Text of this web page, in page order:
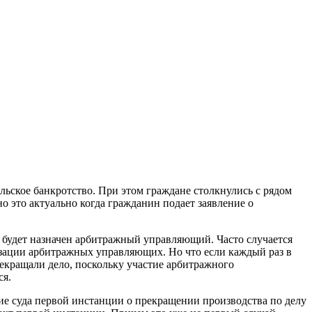
банкротство. При этом граждане столкнулись с рядом
актуально когда гражданин подает заявление о
назначен арбитражный управляющий. Часто случается
арбитражных управляющих. Но что если каждый раз в
дело, поскольку участие арбитражного
суда первой инстанции о прекращении производства по делу